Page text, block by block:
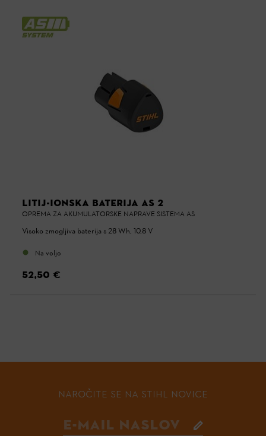
LITIJ-IONSKA BATERIJA AS 2
OPREMA ZA AKUMULATORSKE NAPRAVE SISTEMA AS
Visoko zmogljiva baterija s 28 Wh, 10,8 V
Na voljo
52,50 €
NAROČITE SE NA STIHL NOVICE